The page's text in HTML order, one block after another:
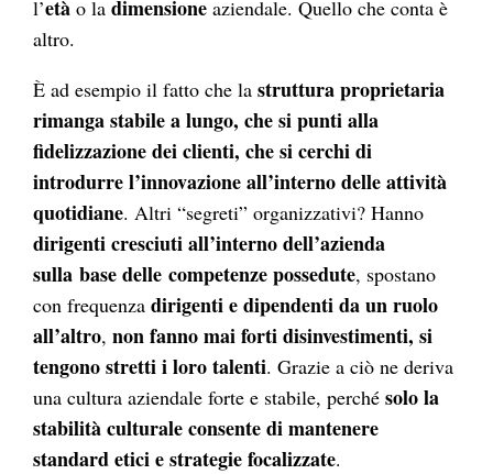
l’età o ladimensione aziendale. Quello che conta è
altro.
È ad esempio il fatto che lastruttura proprietaria
rimanga stabile a lungo, che si punti alla
fidelizzazione dei clienti, che si cerchi di
introdurre l’innovazione all’interno delle attività
quotidiane. Altri “segreti” organizzativi? Hanno
dirigenti cresciuti all’interno dell’azienda
sulla base delle competenze possedute, spostano
con frequenzadirigenti e dipendenti da un ruolo
all’altro,non fanno mai forti disinvestimenti, si
tengono stretti i loro talenti. Grazie a ciò ne deriva
una cultura aziendale forte e stabile, perchésolo la
stabilità culturale consente di mantenere
standard etici e strategie focalizzate.